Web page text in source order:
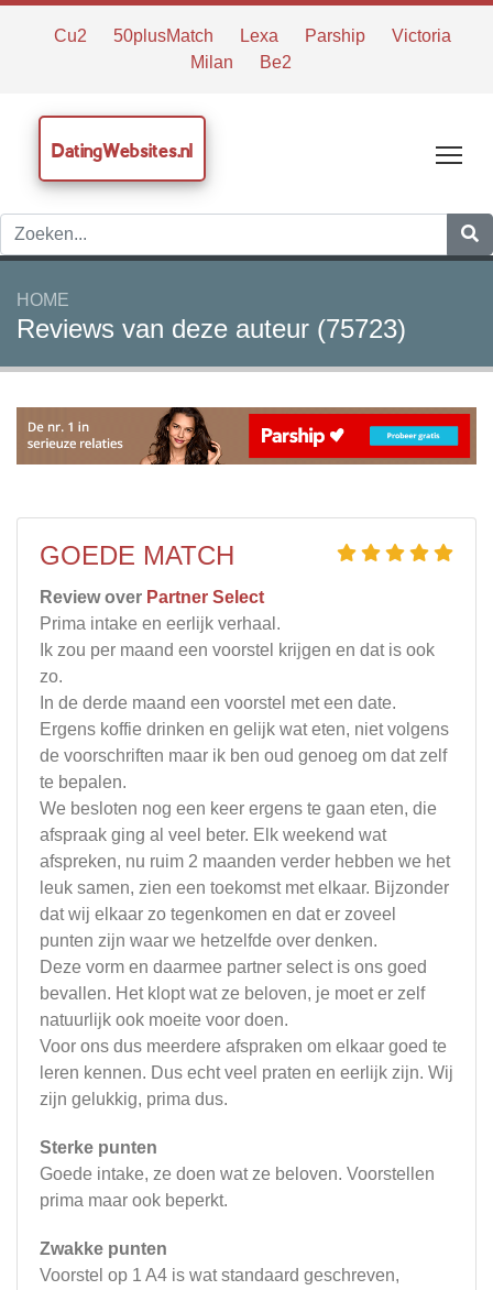
Cu2 50plusMatch Lexa Parship
Victoria
Milan
Be2
DatingWebsites.nl
HOME
Reviews van deze auteur (75723)
GOEDE MATCH
Review over Partner Select
Prima intake en eerlijk verhaal.
Ik zou per maand een voorstel krijgen en dat is ook
zo.
In de derde maand een voorstel met een date.
Ergens koffie drinken en gelijk wat eten, niet volgens
de voorschriften maar ik ben oud genoeg om dat zelf
te bepalen.
We besloten nog een keer ergens te gaan eten, die
afspraak ging al veel beter. Elk weekend wat
afspreken, nu ruim 2 maanden verder hebben we het
leuk samen, zien een toekomst met elkaar. Bijzonder
dat wij elkaar zo tegenkomen en dat er zoveel
punten zijn waar we hetzelfde over denken.
Deze vorm en daarmee partner select is ons goed
bevallen. Het klopt wat ze beloven, je moet er zelf
natuurlijk ook moeite voor doen.
Voor ons dus meerdere afspraken om elkaar goed te
leren kennen. Dus echt veel praten en eerlijk zijn. Wij
zijn gelukkig, prima dus.
Sterke punten
Goede intake, ze doen wat ze beloven. Voorstellen
prima maar ook beperkt.
Zwakke punten
Voorstel op 1 A4 is wat standaard geschreven,